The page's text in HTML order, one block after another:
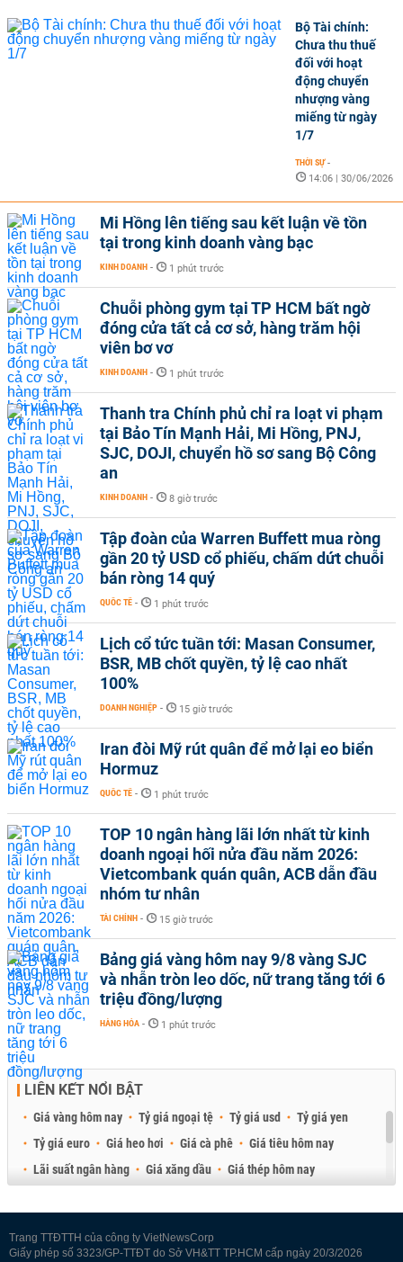
Bộ Tài chính:
Chưa thu thuế
đối với hoạt
động chuyển
nhượng vàng
miếng từ ngày
1/7
THỜI SỰ -
14:06 | 30/06/2026
Mi Hồng lên tiếng sau kết luận về tồn
tại trong kinh doanh vàng bạc
KINH DOANH - 1 phút trước
Chuỗi phòng gym tại TP HCM bất ngờ
đóng cửa tất cả cơ sở, hàng trăm hội
viên bơ vơ
KINH DOANH - 1 phút trước
Thanh tra Chính phủ chỉ ra loạt vi phạm
tại Bảo Tín Mạnh Hải, Mi Hồng, PNJ,
SJC, DOJI, chuyển hồ sơ sang Bộ Công
an
KINH DOANH - 8 giờ trước
Tập đoàn của Warren Buffett mua ròng
gần 20 tỷ USD cổ phiếu, chấm dứt chuỗi
bán ròng 14 quý
QUỐC TẾ - 1 phút trước
Lịch cổ tức tuần tới: Masan Consumer,
BSR, MB chốt quyền, tỷ lệ cao nhất
100%
DOANH NGHIỆP - 15 giờ trước
Iran đòi Mỹ rút quân để mở lại eo biển
Hormuz
QUỐC TẾ - 1 phút trước
TOP 10 ngân hàng lãi lớn nhất từ kinh
doanh ngoại hối nửa đầu năm 2026:
Vietcombank quán quân, ACB dẫn đầu
nhóm tư nhân
TÀI CHÍNH - 15 giờ trước
Bảng giá vàng hôm nay 9/8 vàng SJC
và nhẫn tròn leo dốc, nữ trang tăng tới 6
triệu đồng/lượng
HÀNG HÓA - 1 phút trước
LIÊN KẾT NỔI BẬT
Giá vàng hôm nay Tỷ giá ngoại tệ Tỷ giá usd
Tỷ giá yen
Tỷ giá euro
Giá heo hơi Giá cà phê
Giá tiêu hôm nay
Lãi suất ngân hàng
Giá xăng dầu
Giá thép hôm nay
Trang TTĐTTH của công ty VietNewsCorp
Giấy phép số 3323/GP-TTĐT do Sở VH&TT TP.HCM cấp ngày 20/3/2026